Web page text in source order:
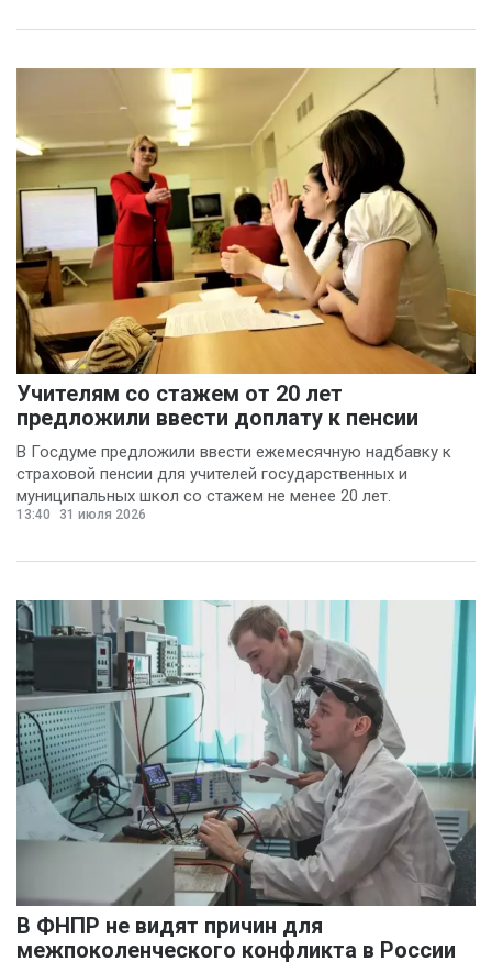
Учителям со стажем от 20 лет
предложили ввести доплату к пенсии
В Госдуме предложили ввести ежемесячную надбавку к
страховой пенсии для учителей государственных и
муниципальных школ со стажем не менее 20 лет.
13:40 31 июля 2026
В ФНПР не видят причин для
межпоколенческого конфликта в России